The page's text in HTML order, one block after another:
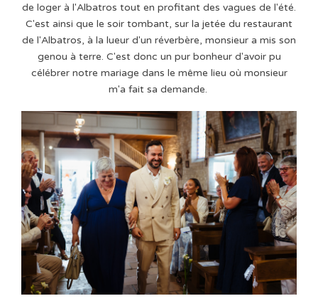
de loger à l'Albatros tout en profitant des vagues de l'été.
C'est ainsi que le soir tombant, sur la jetée du restaurant
de l'Albatros, à la lueur d'un réverbère, monsieur a mis son
genou à terre. C'est donc un pur bonheur d'avoir pu
célébrer notre mariage dans le même lieu où monsieur
m'a fait sa demande.